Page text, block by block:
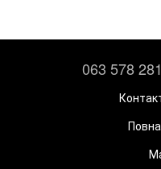
063 578